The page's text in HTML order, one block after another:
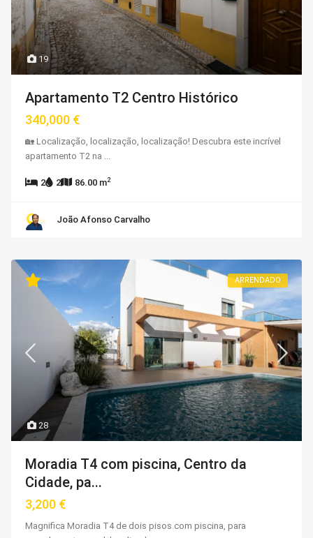
19
Apartamento T2 Centro Histórico
340,000 €
🏡 Localização, localização, localização! Descubra este incrível
apartamento T2 na ...
2 2 86.00 m2
João Afonso Carvalho
28
ARRENDADO
Moradia T4 com piscina, Centro da
Cidade, pa...
3,200 €
Magnifica Moradia T4 de dois pisos com piscina, para